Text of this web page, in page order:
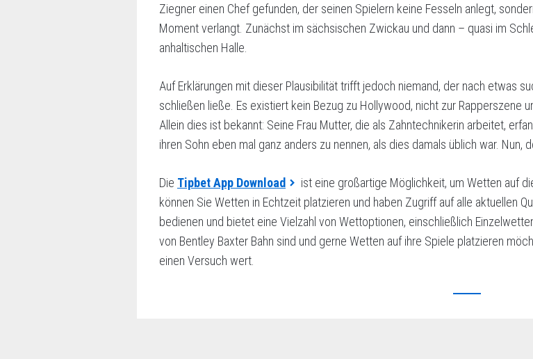
Ziegner einen Chef gefunden, der seinen Spielern keine Fesseln anlegt,
Moment verlangt. Zunächst im sächsischen Zwickau und dann – quasi im
anhaltischen Halle.
Auf Erklärungen mit dieser Plausibilität trifft jedoch niemand, der nach etwas
schließen ließe. Es existiert kein Bezug zu Hollywood, nicht zur Rapperszene
Allein dies ist bekannt: Seine Frau Mutter, die als Zahntechnikerin arbeitet,
ihren Sohn eben mal ganz anders zu nennen, als dies damals üblich war. Nun,
Die Tipbet App Download
ist eine großartige Möglichkeit, um Wetten auf
können Sie Wetten in Echtzeit platzieren und haben Zugriff auf alle aktuellen
bedienen und bietet eine Vielzahl von Wettoptionen, einschließlich
von Bentley Baxter Bahn sind und gerne Wetten auf ihre Spiele platzieren
einen Versuch wert.